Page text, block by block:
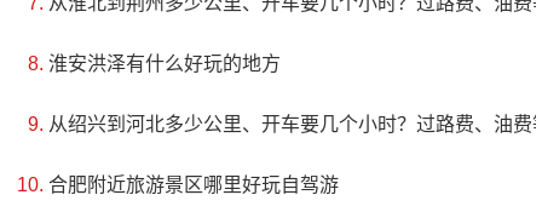
平州志”记载，陂头燕岩古寺是“明月空祖师道场”。月空
是明朝初期少林寺的武僧，他武艺高强，具有强烈的爱
奇功。“道场”是指和尚和道士修行的地方。
淮安洪泽有什么好玩的地方
从绍兴到河北多少公里、开车要几个小时？过路费、油费
合肥附近旅游景区哪里好玩自驾游